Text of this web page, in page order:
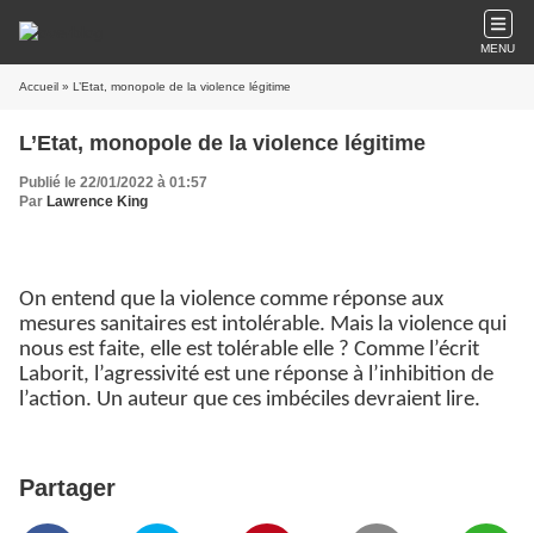
MENU
Accueil » L’Etat, monopole de la violence légitime
L’Etat, monopole de la violence légitime
Publié le 22/01/2022 à 01:57
Par Lawrence King
On entend que la violence comme réponse aux
mesures sanitaires est intolérable. Mais la violence qui
nous est faite, elle est tolérable elle ? Comme l’écrit
Laborit, l’agressivité est une réponse à l’inhibition de
l’action. Un auteur que ces imbéciles devraient lire.
Partager